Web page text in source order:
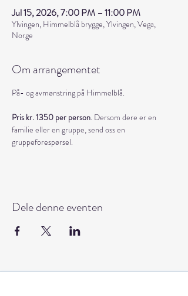
Jul 15, 2026, 7:00 PM – 11:00 PM
Ylvingen, Himmelblå brygge, Ylvingen, Vega,
Norge
Om arrangementet
På- og avmønstring på Himmelblå.
Pris kr. 1350 per person. Dersom dere er en
familie eller en gruppe, send oss en
gruppeforespørsel.
Dele denne eventen